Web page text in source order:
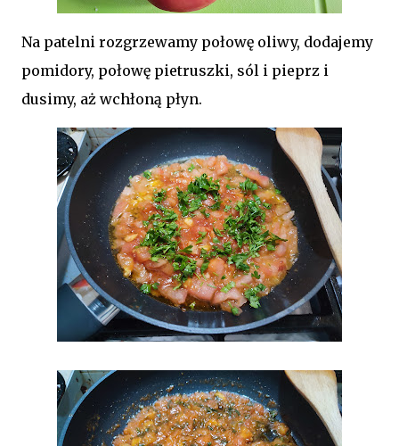
Na patelni rozgrzewamy połowę oliwy, dodajemy
pomidory, połowę pietruszki, sól i pieprz i
dusimy, aż wchłoną płyn.